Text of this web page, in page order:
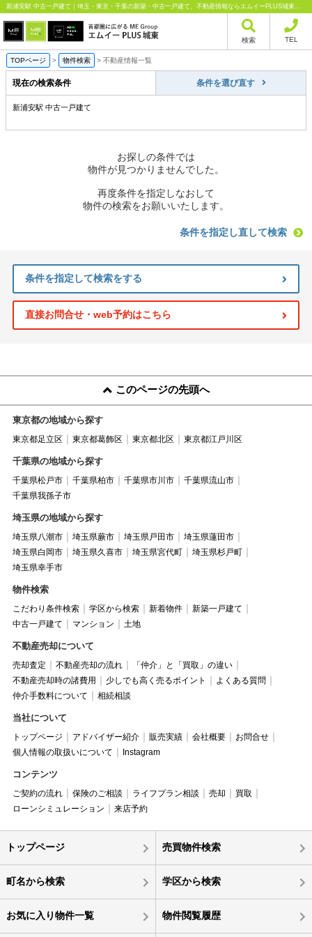
新浦安駅 中古一戸建て｜埼玉・東京・千葉の新築・中古一戸建て、不動産情報ならエムイーPLUS城東にお任せください
検索 TEL
TOPページ > 物件検索 > 不動産情報一覧
現在の検索条件 条件を選び直す
新浦安駅 中古一戸建て
お探しの条件では
物件が見つかりませんでした。
再度条件を指定しなおして
物件の検索をお願いいたします。
条件を指定し直して検索
条件を指定して検索をする
直接お問合せ・web予約はこちら
このページの先頭へ
東京都の地域から探す
東京都足立区 東京都葛飾区 東京都北区 東京都江戸川区
千葉県の地域から探す
千葉県松戸市 千葉県柏市 千葉県市川市
千葉県流山市
千葉県我孫子市
埼玉県の地域から探す
埼玉県八潮市 埼玉県蕨市 埼玉県戸田市
埼玉県蓮田市
埼玉県白岡市
埼玉県久喜市 埼玉県宮代町
埼玉県杉戸町
埼玉県幸手市
物件検索
こだわり条件検索 学区から検索 新着物件
新築一戸建て
中古一戸建て
マンション 土地
不動産売却について
売却査定 不動産売却の流れ
「仲介」と「買取」の違い
不動産売却時の諸費用
少しでも高く売るポイント
よくある質問
仲介手数料について
相続相談
当社について
トップページ アドバイザー紹介 販売実績 会社概要
お問合せ
個人情報の取扱いについて
Instagram
コンテンツ
ご契約の流れ 保険のご相談 ライフプラン相談 売却
買取
ローンシミュレーション
来店予約
トップページ 売買物件検索
町名から検索 学区から検索
お気に入り物件一覧 物件閲覧履歴